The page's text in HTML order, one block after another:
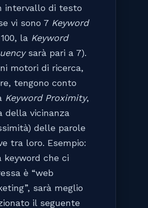
intervallo di testo
vi sono 7 Keyword
la Keyword
sarà pari a 7).
motori di ricerca,
tengono conto
Keyword Proximity,
della vicinanza
delle parole
tra loro. Esempio:
keyword che ci
è “web
sarà meglio
il seguente